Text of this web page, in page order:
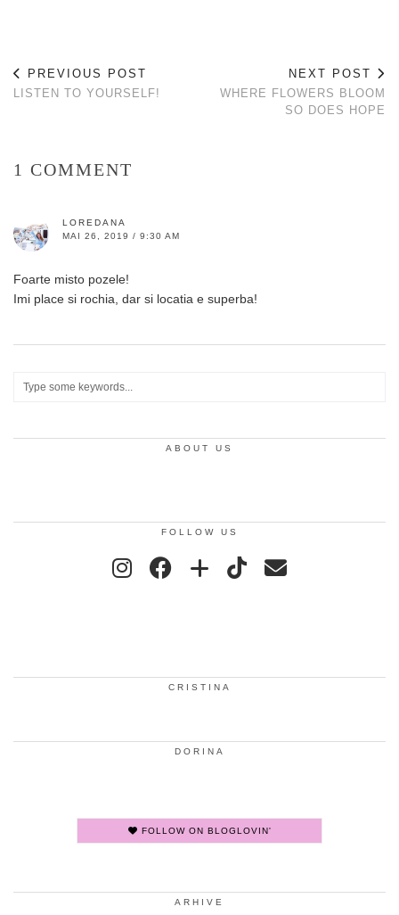
PREVIOUS POST
LISTEN TO YOURSELF!
NEXT POST
WHERE FLOWERS BLOOM
SO DOES HOPE
1 COMMENT
LOREDANA
MAI 26, 2019 / 9:30 AM
Foarte misto pozele!
Imi place si rochia, dar si locatia e superba!
ABOUT US
FOLLOW US
CRISTINA
DORINA
FOLLOW ON BLOGLOVIN'
ARHIVE